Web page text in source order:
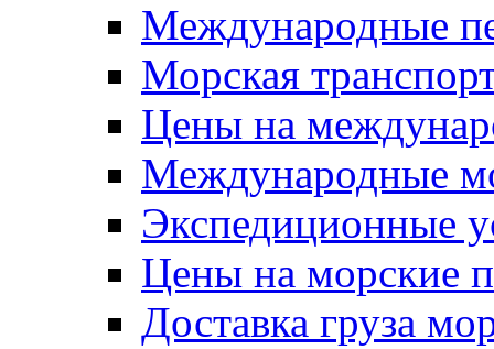
Международные
Морская
Цены на
Международные
Экспедиционные
Цены на морские
Доставка груза